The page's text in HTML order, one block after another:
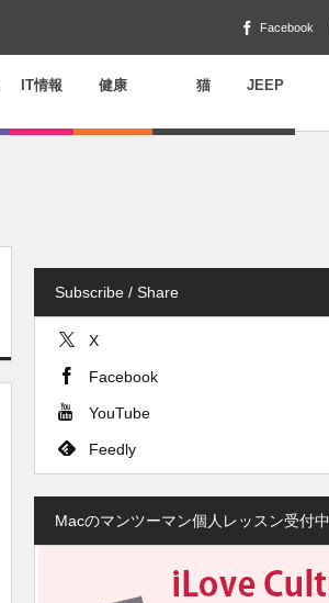
Facebook
IT情報 健康 猫 JEEP
Subscribe / Share
X
Facebook
YouTube
Feedly
Macのマンツーマン個人レッスン受付中